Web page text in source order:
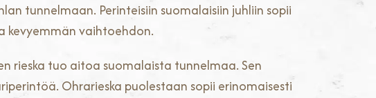
tunnelmaan. Perinteisiin suomalaisiin juhliin sopii
kevyemmän vaihtoehdon.
rieska tuo aitoa suomalaista tunnelmaa. Sen
Ohrarieska puolestaan sopii erinomaisesti